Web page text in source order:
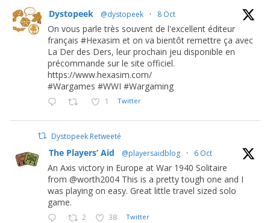
Dystopeek @dystopeek · 8 Oct
On vous parle très souvent de l'excellent éditeur
français #Hexasim et on va bientôt remettre ça avec
La Der des Ders, leur prochain jeu disponible en
précommande sur le site officiel.
https://www.hexasim.com/
#Wargames #WWI #Wargaming
1 Twitter
Dystopeek Retweeté
The Players’ Aid @playersaidblog · 6 Oct
An Axis victory in Europe at War 1940 Solitaire
from @worth2004 This is a pretty tough one and I
was playing on easy. Great little travel sized solo
game.
2 38 Twitter